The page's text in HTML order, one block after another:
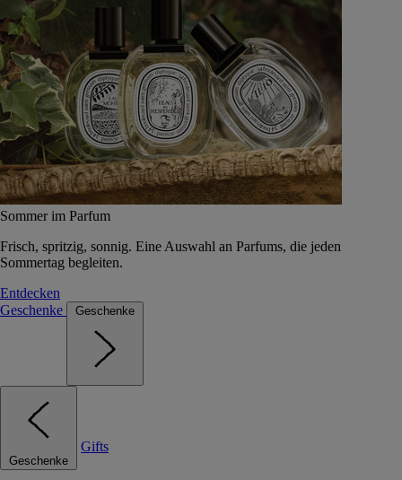
Sommer im Parfum
Frisch, spritzig, sonnig. Eine Auswahl an Parfums, die jeden
Sommertag begleiten.
Entdecken
Geschenke
Geschenke
Geschenke
Gifts